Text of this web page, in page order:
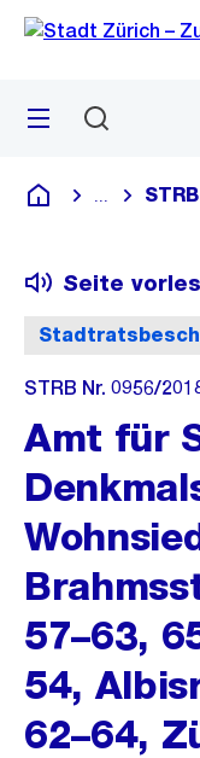
Navigation
Sprunglink
Menü
Deutsch
Blende alle
Seite
STRB Nr. 0956/
Amt für
57–63,
54,
62–64,